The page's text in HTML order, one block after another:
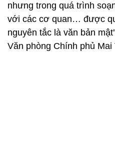
nhưng trong quá trình
với các cơ quan… được
nguyên tắc là văn bản
Văn phòng Chính phủ